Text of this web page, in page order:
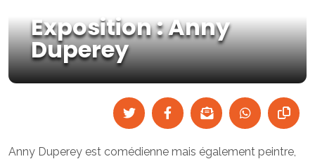
Exposition : Anny
Duperey
Anny Duperey est comédienne mais également peintre,